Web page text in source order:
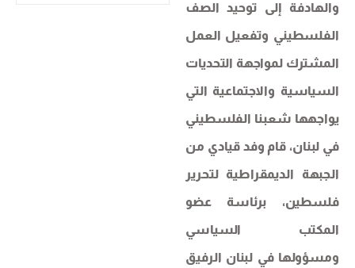
والهادفة إلى توحيد الصف
الفلسطيني وتفعيل العمل
المشترك لمواجهة التحديات
السياسية والاجتماعية التي
يواجهها شعبنا الفلسطيني
في لبنان، قام وفد قيادي من
الجبهة الديمقراطية لتحرير
فلسطين، برئاسة عضو
المكتب السياسي
ومسؤولها في لبنان الرفيق